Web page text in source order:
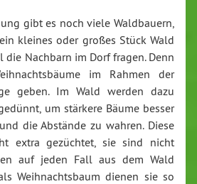
gibt es noch viele Waldbauern,
kleines oder großes Stück Wald
die Nachbarn im Dorf fragen. Denn
im Rahmen der
geben. Im Wald werden dazu
um stärkere Bäume besser
die Abstände zu wahren. Diese
extra gezüchtet, sie sind nicht
auf jeden Fall aus dem Wald
Weihnachtsbaum dienen sie so